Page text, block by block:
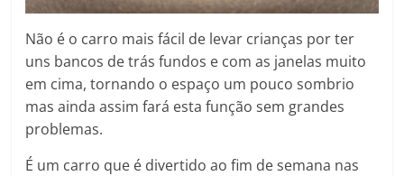
Não é o carro mais fácil de levar crianças por ter
uns bancos de trás fundos e com as janelas muito
em cima, tornando o espaço um pouco sombrio
mas ainda assim fará esta função sem grandes
problemas.
É um carro que é divertido ao fim de semana nas